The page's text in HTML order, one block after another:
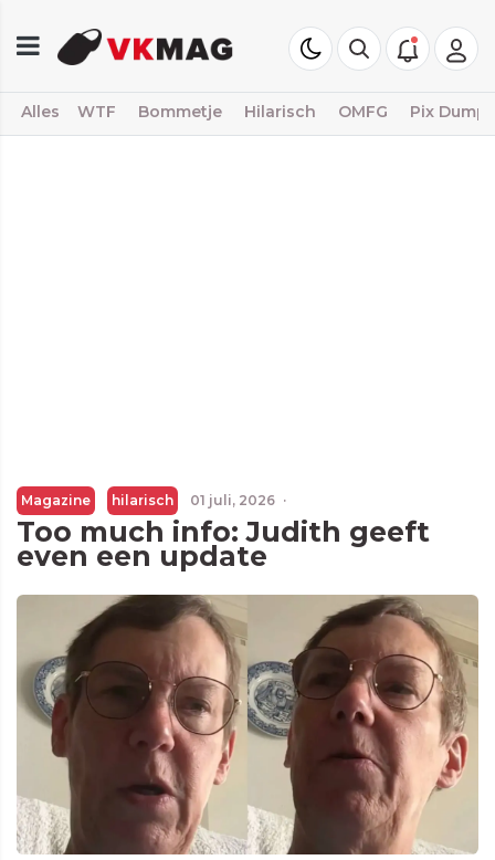
Alles WTF Bommetje Hilarisch OMFG Pix Dump
Magazine hilarisch 01 juli, 2026 ·
Too much info: Judith geeft
even een update